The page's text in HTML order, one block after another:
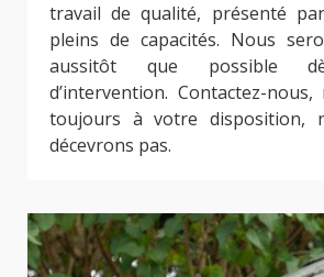
travail de qualité, présenté
pleins de capacités. Nous
aussitôt que possible
d’intervention. Contactez-
toujours à votre disposition,
décevrons pas.